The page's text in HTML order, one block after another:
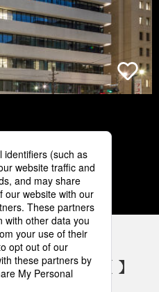
4 5
備 SNSアカウント